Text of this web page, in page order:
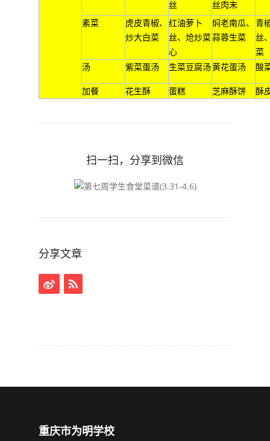
丝
丝肉末
素菜
虎皮青椒、
炒大白菜
红油萝卜
丝、炝炒菜
心
焖老南瓜、
蒜蓉生菜
青
丝
菜
汤
紫菜蛋汤 生菜豆腐汤黄花蛋汤 酸
加餐 花生酥 蛋糕 芝麻酥饼 酥
扫一扫，分享到微信
分享文章
重庆市为明学校